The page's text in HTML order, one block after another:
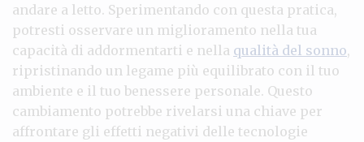
andare a letto. Sperimentando con questa pratica,
potresti osservare un miglioramento nella tua
capacità di addormentarti e nella qualità del sonno,
ripristinando un legame più equilibrato con il tuo
ambiente e il tuo benessere personale. Questo
cambiamento potrebbe rivelarsi una chiave per
affrontare gli effetti negativi delle tecnologie